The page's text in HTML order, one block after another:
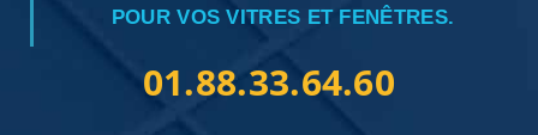
POUR VOS VITRES ET FENÊTRES.
01.88.33.64.60